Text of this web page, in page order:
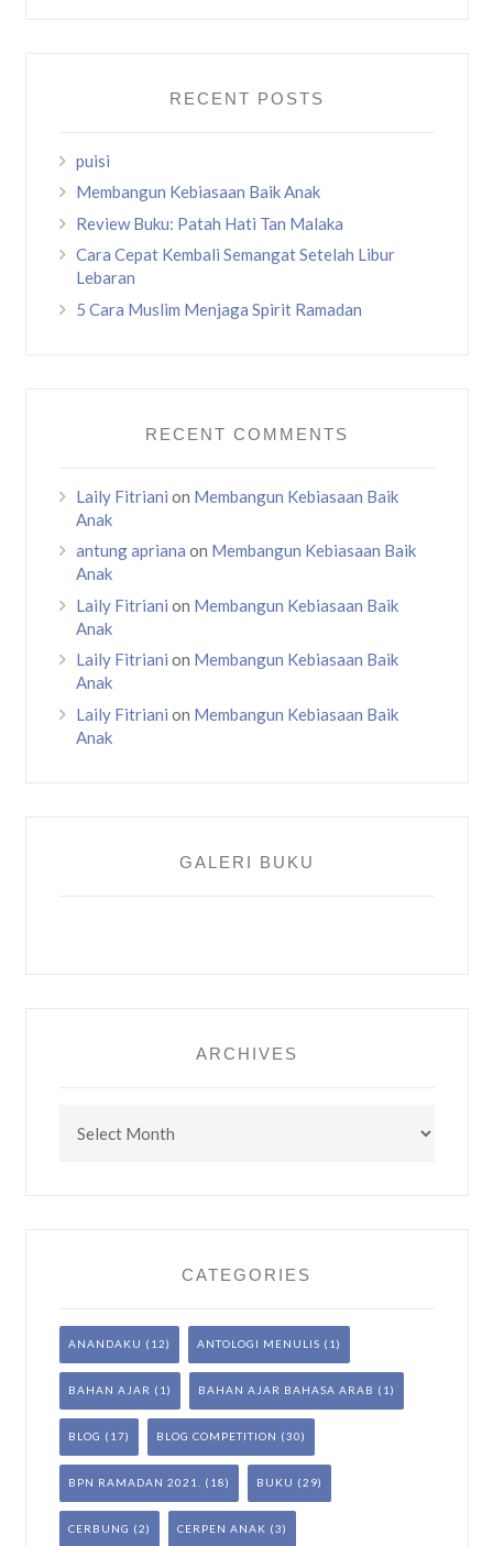
RECENT POSTS
puisi
Membangun Kebiasaan Baik Anak
Review Buku: Patah Hati Tan Malaka
Cara Cepat Kembali Semangat Setelah Libur
Lebaran
5 Cara Muslim Menjaga Spirit Ramadan
RECENT COMMENTS
Laily Fitriani on Membangun Kebiasaan Baik
Anak
antung apriana on Membangun Kebiasaan Baik
Anak
Laily Fitriani on Membangun Kebiasaan Baik
Anak
Laily Fitriani on Membangun Kebiasaan Baik
Anak
Laily Fitriani on Membangun Kebiasaan Baik
Anak
GALERI BUKU
ARCHIVES
CATEGORIES
ANANDAKU (12) ANTOLOGI MENULIS (1)
BAHAN AJAR (1) BAHAN AJAR BAHASA ARAB (1)
BLOG (17) BLOG COMPETITION (30)
BPN RAMADAN 2021. (18) BUKU (29)
CERBUNG (2) CERPEN ANAK (3)